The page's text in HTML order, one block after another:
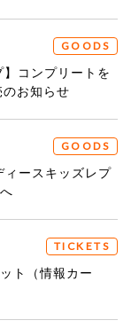
GOODS
コンプリートを
お知らせ
GOODS
ィースキッズレプ
TICKETS
ト（情報カー